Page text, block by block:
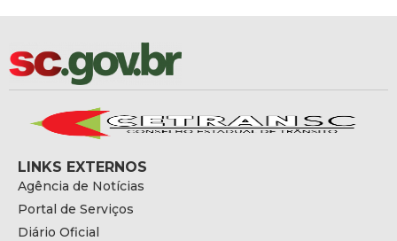
LINKS EXTERNOS
Agência de Notícias
Portal de Serviços
Diário Oficial